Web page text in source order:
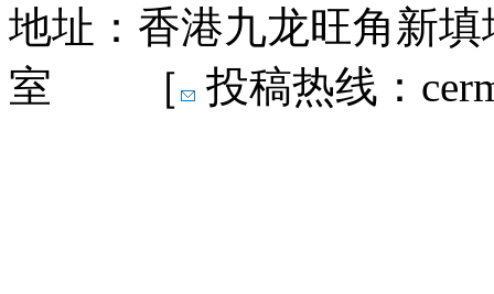
地址：香港九龙旺角新
室 ［
投稿热线：